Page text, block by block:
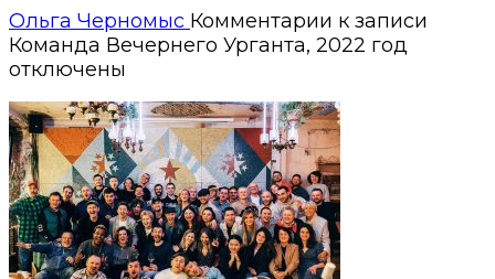
Ольга Черномыс Комментарии к записи
Команда Вечернего Урганта, 2022 год
отключены